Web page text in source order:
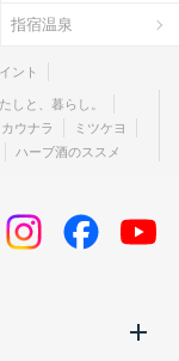
指宿温泉
ント
しと、暮らし。
カウナラ
ミツケヨ
ハーブ酒のススメ